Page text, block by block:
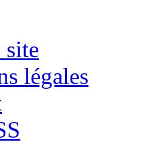
site
légales